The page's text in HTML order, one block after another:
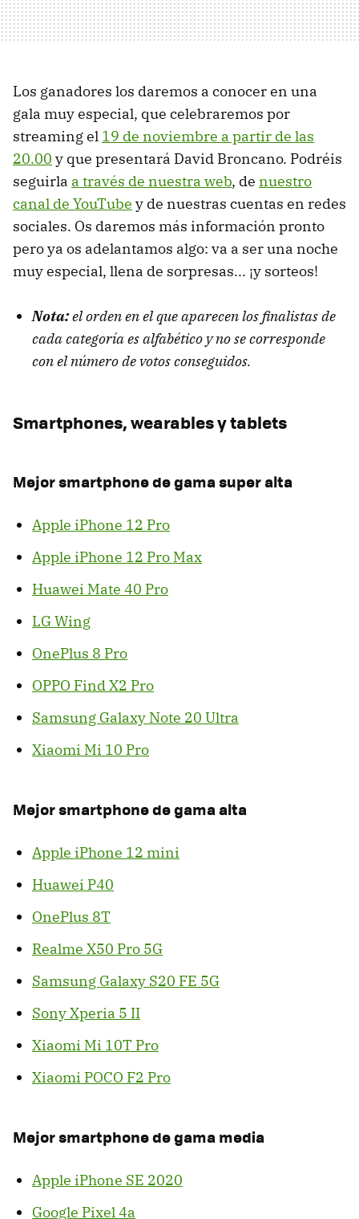
Los ganadores los daremos a conocer en una
gala muy especial, que celebraremos por
streaming el 19 de noviembre a partir de las
20.00 y que presentará David Broncano. Podréis
seguirla a través de nuestra web, de nuestro
canal de YouTube y de nuestras cuentas en redes
sociales. Os daremos más información pronto
pero ya os adelantamos algo: va a ser una noche
muy especial, llena de sorpresas... ¡y sorteos!
Nota:el orden en el que aparecen los finalistas de
cada categoría es alfabético y no se corresponde
con el número de votos conseguidos.
Smartphones, wearables y tablets
Mejor smartphone de gama super alta
Apple iPhone 12 Pro
Apple iPhone 12 Pro Max
Huawei Mate 40 Pro
LG Wing
OnePlus 8 Pro
OPPO Find X2 Pro
Samsung Galaxy Note 20 Ultra
Xiaomi Mi 10 Pro
Mejor smartphone de gama alta
Apple iPhone 12 mini
Huawei P40
OnePlus 8T
Realme X50 Pro 5G
Samsung Galaxy S20 FE 5G
Sony Xperia 5 II
Xiaomi Mi 10T Pro
Xiaomi POCO F2 Pro
Mejor smartphone de gama media
Apple iPhone SE 2020
Google Pixel 4a